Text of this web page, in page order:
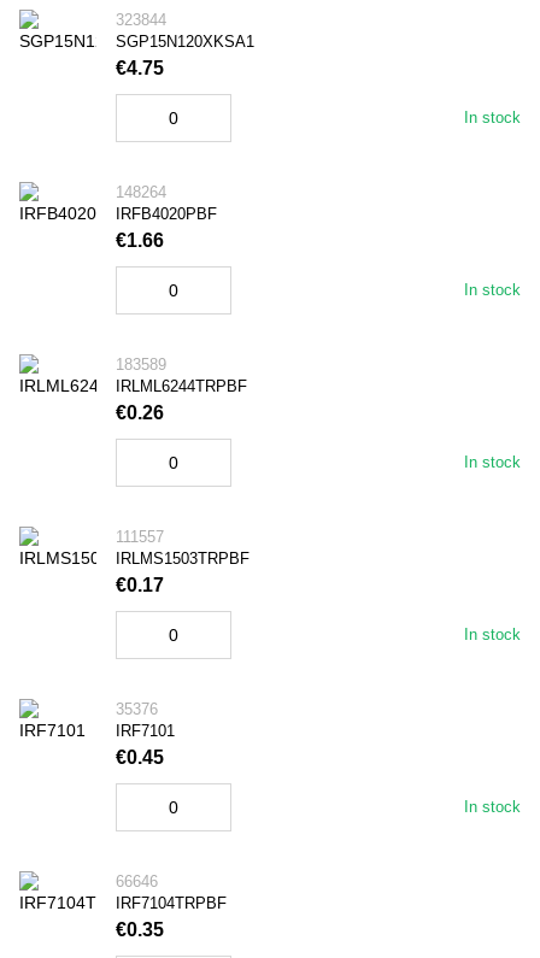
323844
SGP15N120XKSA1
In stock
€4.75
148264
IRFB4020PBF
In stock
€1.66
183589
IRLML6244TRPBF
In stock
€0.26
111557
IRLMS1503TRPBF
In stock
€0.17
35376
IRF7101
In stock
€0.45
66646
IRF7104TRPBF
€0.35